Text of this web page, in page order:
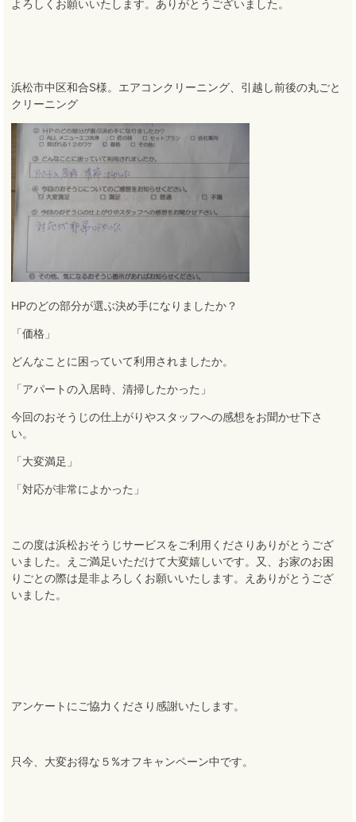
よろしくお願いいたします。 ありがとうございました。
浜松市中区和合S様。エアコンクリーニング、引越し前後の丸ごと
クリーニング
HPのどの部分が選ぶ決め手になりましたか？
「価格」
どんなことに困っていて利用されましたか。
「アパートの入居時、清掃したかった」
今回のおそうじの仕上がりやスタッフへの感想をお聞かせ下さ
い。
「大変満足」
「対応が非常によかった」
この度は浜松おそうじサービスをご利用くださりありがとうござ
いました 。え ご満足いただけて大変嬉しいです。 又、お家のお困
りごとの際は是非よろしくお願いいたします。え ありがとうござ
いました。
アンケートにご協力くださり感謝いたします。
只今、大変お得な５%オフキャンペーン中です。